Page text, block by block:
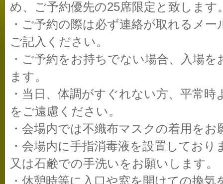
め、ご予約優先の25席限定と致します
・ご予約の際は必ず連絡が取れるメ
ご記入ください。
・ご予約をお持ちでない場合、入場
ます。
・当日、体調がすぐれない方、平常
をご遠慮ください。
・会場内では不織布マスクの着用をお
・会場内に手指消毒液を設置してお
又は石鹸での手洗いをお願いします。
・休憩時等に入口や窓を開けての換